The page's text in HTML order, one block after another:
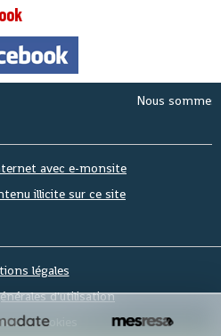
Nous sommes le
avec e-monsite
illicite sur ce site
légales
d'utilisation
des cookies